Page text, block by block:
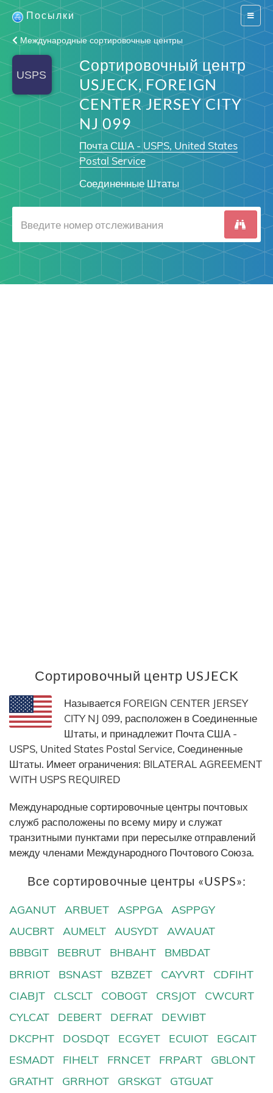
Switch
Посылки
Международные сортировочные центры
Сортировочный центр
USJECK, FOREIGN
CENTER JERSEY CITY
NJ 099
Почта США - USPS, United States
Postal Service
Соединенные Штаты
Сортировочный центр USJECK
Называется FOREIGN CENTER JERSEY
CITY NJ 099, расположен в Соединенные
Штаты, и принадлежит Почта США -
USPS, United States Postal Service, Соединенные
Штаты. Имеет ограничения: BILATERAL AGREEMENT
WITH USPS REQUIRED
Международные сортировочные центры почтовых
служб расположены по всему миру и служат
транзитными пунктами при пересылке отправлений
между членами Международного Почтового Союза.
Все сортировочные центры «USPS»:
AGANUT ARBUET ASPPGA
ASPPGY
AUCBRT
AUMELT AUSYDT
AWAUAT
BBBGIT
BEBRUT BHBAHT
BMBDAT
BRRIOT
BSNAST BZBZET CAYVRT
CDFIHT
CIABJT
CLSCLT COBOGT CRSJOT
CWCURT
CYLCAT
DEBERT DEFRAT
DEWIBT
DKCPHT
DOSDQT ECGYET ECUIOT
EGCAIT
ESMADT
FIHELT FRNCET FRPART
GBLONT
GRATHT
GRRHOT GRSKGT GTGUAT